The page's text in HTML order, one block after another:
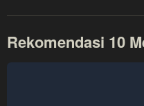
Rekomendasi 10